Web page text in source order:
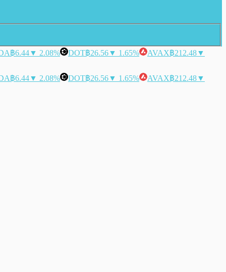
฿6.44▼ 2.08% DOT฿26.56▼ 1.65% AVAX฿212.48▼
฿6.44▼ 2.08% DOT฿26.56▼ 1.65% AVAX฿212.48▼